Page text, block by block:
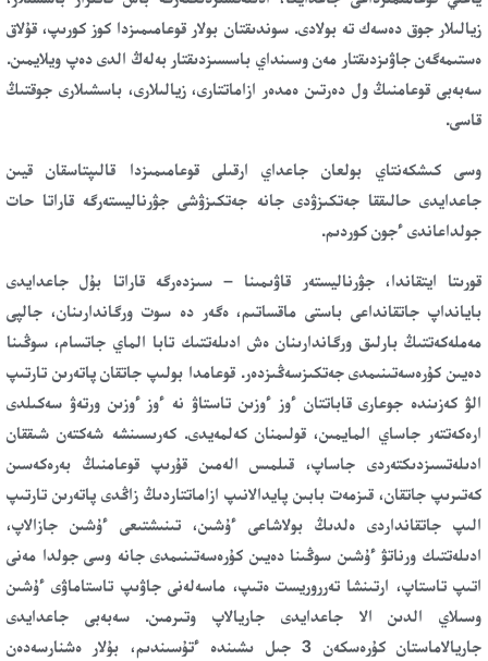
زيالىلار جوق دەسەك تە بولادى. سوندىقتان بولار قوعامىمىزدا كوز كورىپ، قۇلاق
ەستىمەگەن جاۋىزدىقتار مەن وسىنداي باسسىزدىقتار بەلەڭ الدى دەپ ويلايمىن.
سەبەبى قوعامنىڭ ول دەرتىن ەمدەر ازاماتتارى، زيالىلارى، باسشىلارى جوقتىڭ
قاسى.
وسى كىشكەنتاي بولعان جاعداي ارقىلى قوعامىمىزدا قالىپتاسقان قيىن
جاعدايدى حالىققا جەتكىزۋدى جانە جەتكىزۋشى جۋرناليستەرگە قاراتا حات
جولداعاندى ءجون كوردىم.
قورىتا ايتقاندا، جۋرناليستەر قاۋىمىنا – سىزدەرگە قاراتا بۇل جاعدايدى
بايانداپ جاتقانداعى باستى ماقساتىم، ەگەر دە سوت ورگاندارىنان، جالپى
مەملەكەتتىڭ بارلىق ورگاندارىنان ەش ادىلەتتىك تابا الماي جاتسام، سوڭىنا
دەيىن كۇرەسەتىنىمدى جەتكىزسەڭىزدەر. قوعامدا بولىپ جاتقان پاتەرىن تارتىپ
الۋ كەزىندە جوعارى قاباتتان ءوز ءوزىن تاستاۋ نە ءوز ءوزىن ورتەۋ سەكىلدى
ارەكەتتەر جاساي المايمىن، قولىمنان كەلمەيدى. كەرىسىنشە شەكتەن شىققان
ادىلەتسىزدىكتەردى جاساپ، قىلمىس الەمىن قۇرىپ قوعامنىڭ بەرەكەسىن
كەتىرىپ جاتقان، قىزمەت بابىن پايدالانىپ ازاماتتاردىڭ زاڭدى پاتەرىن تارتىپ
الىپ جاتقانداردى ەلدىڭ بولاشاعى ءۇشىن، تىنىشتىعى ءۇشىن جازالاپ،
ادىلەتتىك ورناتۋ ءۇشىن سوڭىنا دەيىن كۇرەسەتىنىمدى جانە وسى جولدا مەنى
اتىپ تاستاپ، ارتىنشا تەرروريست ەتىپ، ماسەلەنى جاۋىپ تاستاماۋى ءۇشىن
وسىلاي الدىن الا جاعدايدى جاريالاپ وتىرمىن. سەبەبى جاعدايدى
جاريالاماستان كۇرەسكەن 3 جىل ىشىندە ءتۇسىندىم، بۇلار ەشنارسەدەن